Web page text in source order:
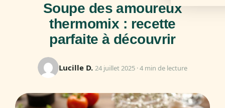
Soupe des amoureux
thermomix : recette
parfaite à découvrir
Lucille D. 24 juillet 2025 · 4 min de lecture